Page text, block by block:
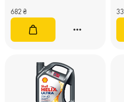
682 ₴